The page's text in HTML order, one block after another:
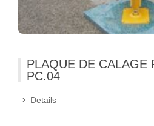
PLAQUE DE CALAGE
PC.04
Details